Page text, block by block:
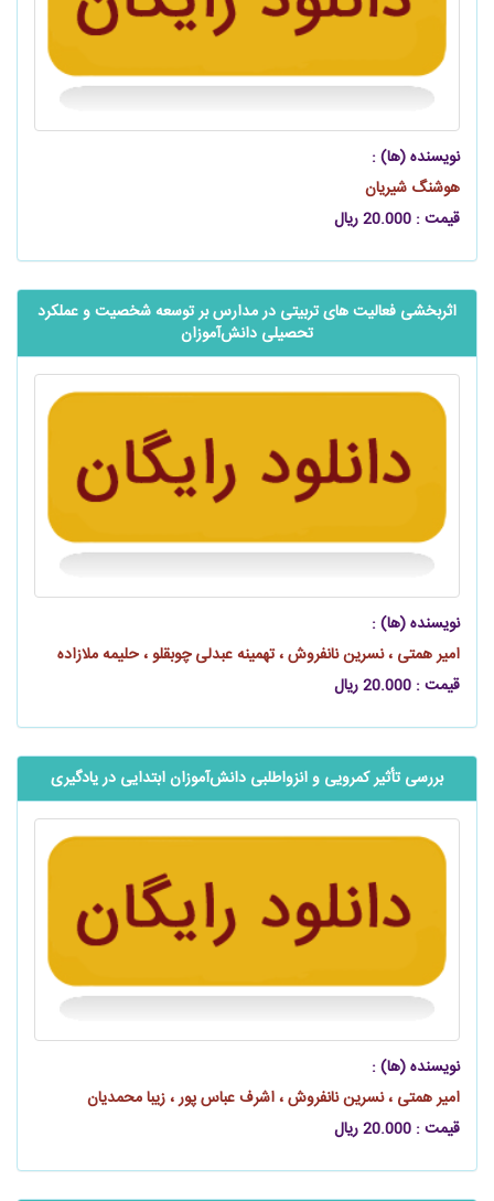
نویسنده (ها) :
هوشنگ شیریان
قیمت : 20.000 ریال
اثربخشی فعالیت ‌های تربیتی در مدارس بر توسعه شخصیت و عملکرد
تحصیلی ‌‌‌‌‌دانش‌آموزان
نویسنده (ها) :
امیر همتی ، نسرین نانفروش ، تهمینه عبدلی چوبقلو ، حلیمه ملازاده
قیمت : 20.000 ریال
بررسی تأثیر کمرویی و انزواطلبی ‌‌‌‌‌دانش‌آموزان ابتدایی در یادگیری
نویسنده (ها) :
امیر همتی ، نسرین نانفروش ، اشرف عباس‌ پور ، زیبا محمدیان
قیمت : 20.000 ریال